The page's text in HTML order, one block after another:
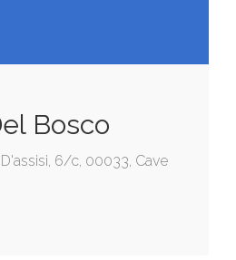
Bosco
6/c, 00033, Cave